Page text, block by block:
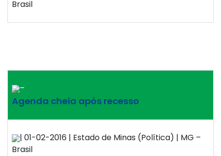
Brasil
–
Agenda cheia após recesso
| 01-02-2016 | Estado de Minas (Política) | MG –
Brasil